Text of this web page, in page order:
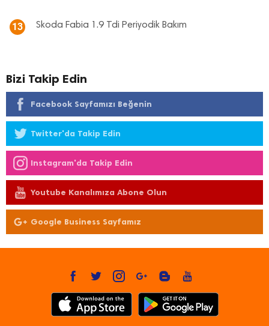
13 Skoda Fabia 1.9 Tdi Periyodik Bakım
Bizi Takip Edin
Facebook Sayfamızı Beğenin
Twitter'da Takip Edin
Instagram'da Takip Edin
Youtube Kanalımıza Abone Olun
Google Business Sayfamız